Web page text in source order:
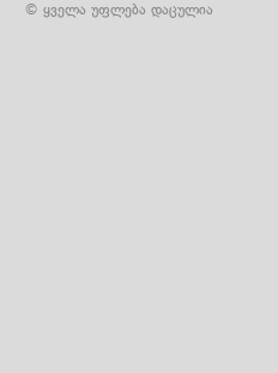
© ყველა უფლება დაცულია